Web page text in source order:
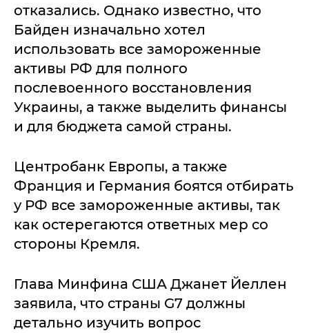
отказались. Однако известно, что
Байден изначально хотел
использовать все замороженные
активы РФ для полного
послевоенного восстановления
Украины, а также выделить финансы
и для бюджета самой страны.
Центробанк Европы, а также
Франция и Германия боятся отбирать
у РФ все замороженные активы, так
как остерегаются ответных мер со
стороны Кремля.
Глава Минфина США Джанет Йеллен
заявила, что страны G7 должны
детально изучить вопрос